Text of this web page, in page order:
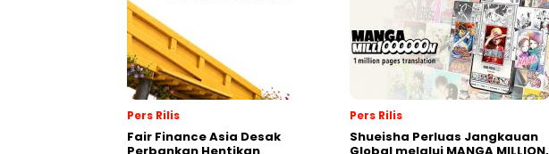
Pers Rilis
Fair Finance Asia Desak
Pers Rilis
Shueisha Perluas Jangkauan